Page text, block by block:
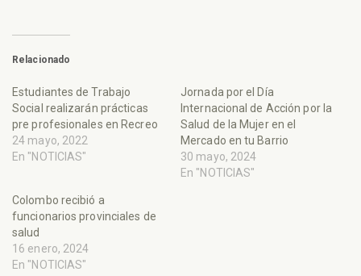
Relacionado
Estudiantes de Trabajo
Social realizarán prácticas
pre profesionales en Recreo
24 mayo, 2022
En "NOTICIAS"
Jornada por el Día
Internacional de Acción por la
Salud de la Mujer en el
Mercado en tu Barrio
30 mayo, 2024
En "NOTICIAS"
Colombo recibió a
funcionarios provinciales de
salud
16 enero, 2024
En "NOTICIAS"